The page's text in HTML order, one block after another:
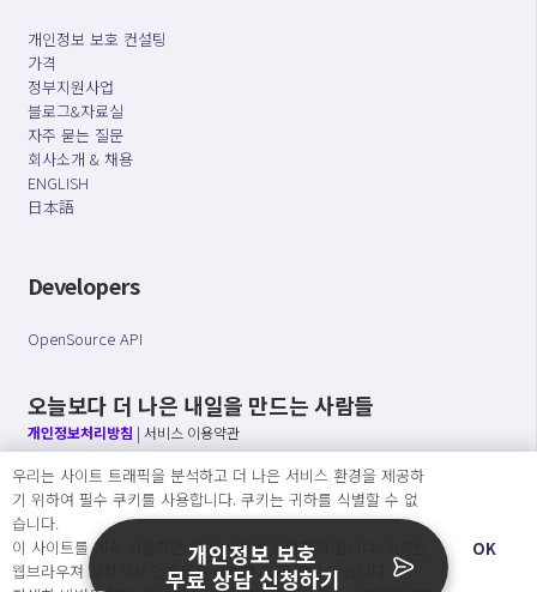
개인정보 보호 컨설팅
가격
정부지원사업
블로그&자료실
자주 묻는 질문
회사소개 & 채용
ENGLISH
日本語
Developers
OpenSource API
오늘보다 더 나은 내일을 만드는 사람들
개인정보처리방침 | 서비스 이용약관
○ 개인정보보호 컴플라이언스를 선도하겠습니다.
○ 정보주체의 권리를 보장하겠습니다.
○ 기업의 개인정보보호를 위한 효율적 관리를 보장하겠습니다.
우리는 사이트 트래픽을 분석하고 더 나은 서비스 환경을 제공하
기 위하여 필수 쿠키를 사용합니다. 쿠키는 귀하를 식별할 수 없
습니다.
이 사이트를 계속 사용하면 쿠키 사용에 동의하게 됩니다. 귀하는
웹브라우져 설정에서 언제든지 쿠키를 삭제 할 수있습니다.
OK
개인정보 보호
무료 상담 신청하기